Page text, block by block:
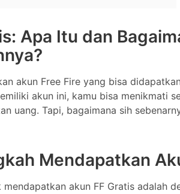
Apa Itu dan
akun Free Fire yang bisa
akun ini, kamu bisa menikmati
uang. Tapi, bagaimana sih
Mendapatkan
akun FF Gratis adalah